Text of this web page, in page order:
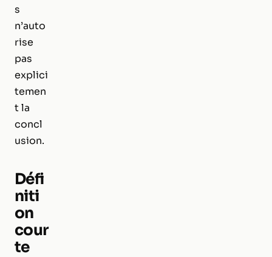
s
n’auto
rise
pas
explici
temen
t la
concl
usion.
Défi
niti
on
cour
te